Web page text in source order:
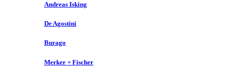
Andreas Isking
De Agostini
Burago
Merker + Fischer